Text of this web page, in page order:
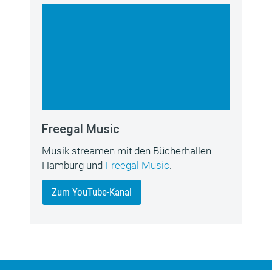
Freegal Music
Musik streamen mit den Bücherhallen
Hamburg und Freegal Music.
Zum YouTube-Kanal